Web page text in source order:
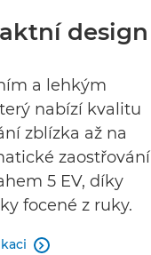
design
a lehkým
nabízí kvalitu
zblízka až na
zaostřování
5 EV, díky
focené z ruky.
